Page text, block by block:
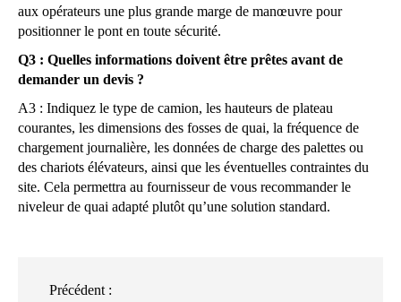
aux opérateurs une plus grande marge de manœuvre pour
positionner le pont en toute sécurité.
Q3 : Quelles informations doivent être prêtes avant de
demander un devis ?
A3 : Indiquez le type de camion, les hauteurs de plateau
courantes, les dimensions des fosses de quai, la fréquence de
chargement journalière, les données de charge des palettes ou
des chariots élévateurs, ainsi que les éventuelles contraintes du
site. Cela permettra au fournisseur de vous recommander le
niveleur de quai adapté plutôt qu’une solution standard.
Précédent :